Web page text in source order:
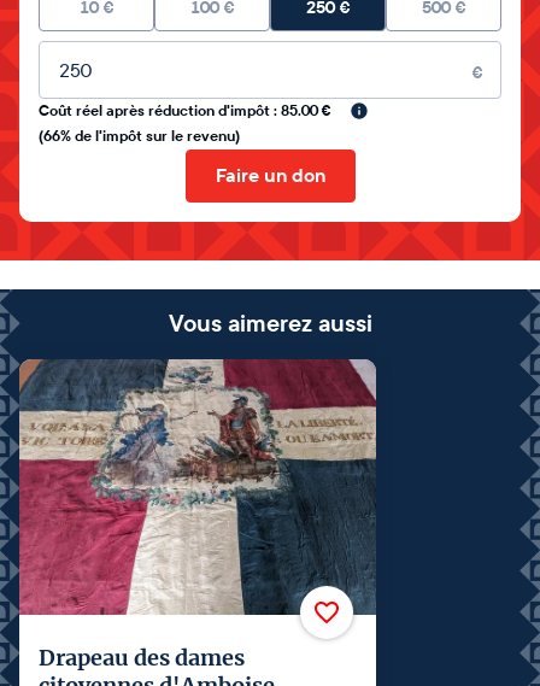
10 € 100 € 250€ 500 €
Montant libre
€
Coût réel après réduction d'impôt : 85.00 €
(66% de l'impôt sur le revenu)
Faire un don
Vous aimerez aussi
Drapeau des dames